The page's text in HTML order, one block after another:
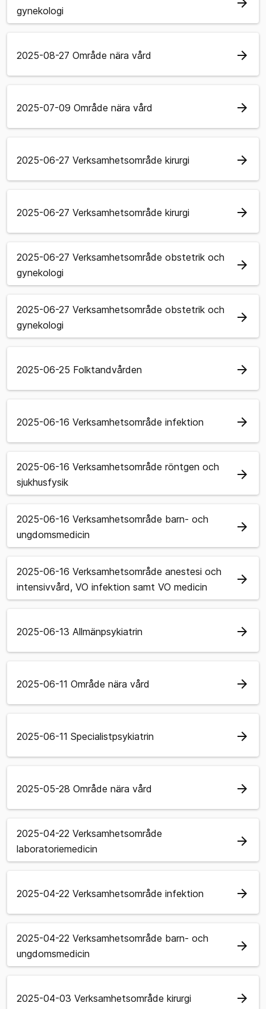
gynekologi
2025-08-27 Område nära vård arrow_forward
2025-07-09 Område nära vård arrow_forward
2025-06-27 Verksamhetsområde kirurgi arrow_forward
2025-06-27 Verksamhetsområde kirurgi arrow_forward
2025-06-27 Verksamhetsområde obstetrik och
gynekologi
arrow_forward
2025-06-27 Verksamhetsområde obstetrik och
gynekologi
arrow_forward
2025-06-25 Folktandvården arrow_forward
2025-06-16 Verksamhetsområde infektion arrow_forward
2025-06-16 Verksamhetsområde röntgen och
sjukhusfysik
arrow_forward
2025-06-16 Verksamhetsområde barn- och
ungdomsmedicin
arrow_forward
2025-06-16 Verksamhetsområde anestesi och
intensivvård, VO infektion samt VO medicin
arrow_forward
2025-06-13 Allmänpsykiatrin arrow_forward
2025-06-11 Område nära vård arrow_forward
2025-06-11 Specialistpsykiatrin arrow_forward
2025-05-28 Område nära vård arrow_forward
2025-04-22 Verksamhetsområde
laboratoriemedicin
arrow_forward
2025-04-22 Verksamhetsområde infektion arrow_forward
2025-04-22 Verksamhetsområde barn- och
ungdomsmedicin
arrow_forward
2025-04-03 Verksamhetsområde kirurgi arrow_forward